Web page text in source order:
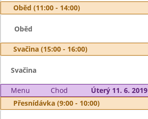
Oběd (11:00 - 14:00)
Oběd
Svačina (15:00 - 16:00)
Svačina
Menu Chod
Úterý 11. 6. 2019
Přesnídávka (9:00 - 10:00)